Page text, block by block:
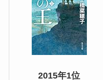
2015年1位